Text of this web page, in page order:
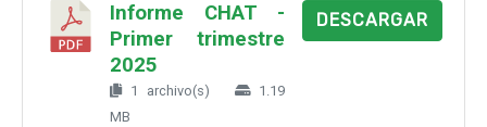
Informe CHAT -
Primer trimestre
2025
1 archivo(s)
1.19
MB
DESCARGAR